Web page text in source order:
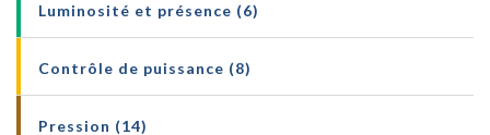
Luminosité et présence (6)
Contrôle de puissance (8)
Pression (14)